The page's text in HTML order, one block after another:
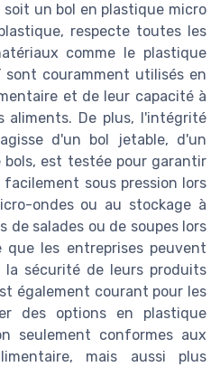
un bol en plastique micro
respecte toutes les
comme le plastique
sont couramment utilisés en
et de leur capacité à
aliments. De plus, l'intégrité
d'un bol jetable, d'un
est testée pour garantir
sous pression lors
ondes ou au stockage à
salades ou de soupes lors
les entreprises peuvent
sécurité de leurs produits
également courant pour les
des options en plastique
seulement conformes aux
mais aussi plus